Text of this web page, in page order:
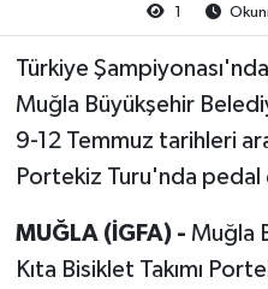
1
Türkiye
Muğla Büyükşehir
9-12 Temmuz tarihleri
Portekiz Turu'nda
MUĞLA (İGFA) - Muğla
Kıta Bisiklet Takımı
Künye
Yerel